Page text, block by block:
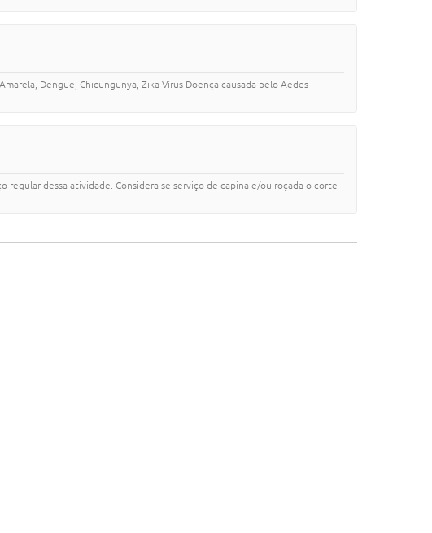
Dengue, Chicungunya, Zika Vírus Doença causada pelo Aedes
regular dessa atividade. Considera-se serviço de capina e/ou roçada o corte